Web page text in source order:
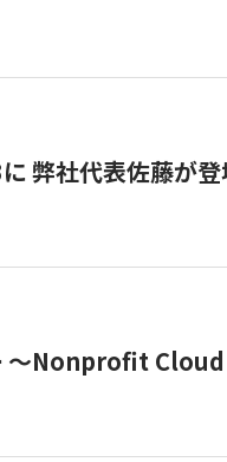
弊社代表佐藤が
〜Nonprofit